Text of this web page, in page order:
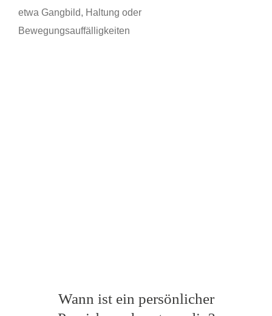
etwa Gangbild, Haltung oder
Bewegungsauffälligkeiten
Wann ist ein persönlicher